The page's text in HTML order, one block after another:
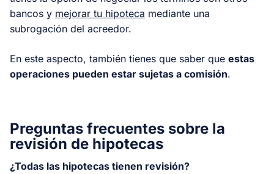
bancos y mejorar tu hipoteca mediante una
subrogación del acreedor.
En este aspecto, también tienes que saber que estas
operaciones pueden estar sujetas a comisión.
Preguntas frecuentes sobre la
revisión de hipotecas
¿Todas las hipotecas tienen revisión?